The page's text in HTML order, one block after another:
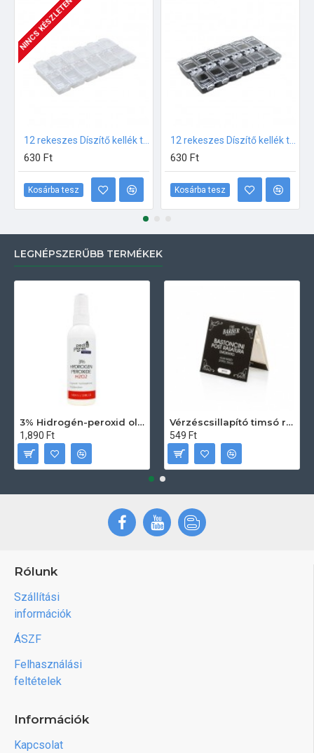
NINCS KÉSZLETEN
630 Ft
Kosárba tesz
630 Ft
Kosárba tesz
LEGNÉPSZERŰBB TERMÉKEK
3% Hidrogén-peroxid oldat (sebfertőtlenítő) 100ml
1,890 Ft
Vérzéscsillapító timsó rúd 20db
549 Ft
Rólunk
Szállítási
információk
ÁSZF
Felhasználási
feltételek
Információk
Kapcsolat